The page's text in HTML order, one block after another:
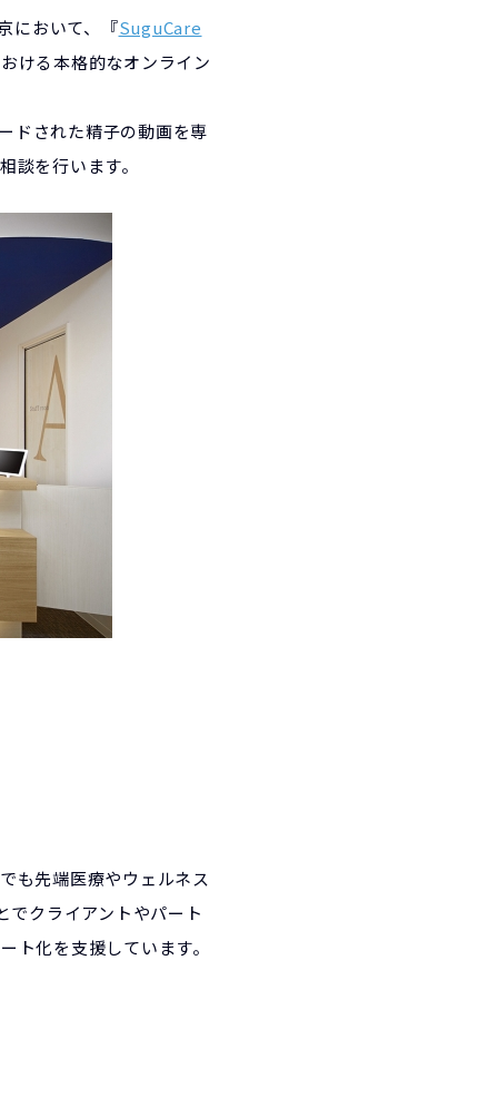
において、『SuguCare
ける本格的なオンライン
ドされた精子の動画を専
を行います。
も先端医療やウェルネス
でクライアントやパート
ト化を支援しています。